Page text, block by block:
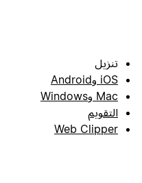
تنزيل
iOS وAndroid
Mac وWindows
التقويم
Web Clipper